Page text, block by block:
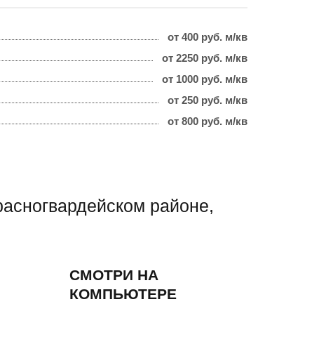
от 400 руб. м/кв
от 2250 руб. м/кв
от 1000 руб. м/кв
от 250 руб. м/кв
от 800 руб. м/кв
районе,
СМОТРИ НА
КОМПЬЮТЕРЕ